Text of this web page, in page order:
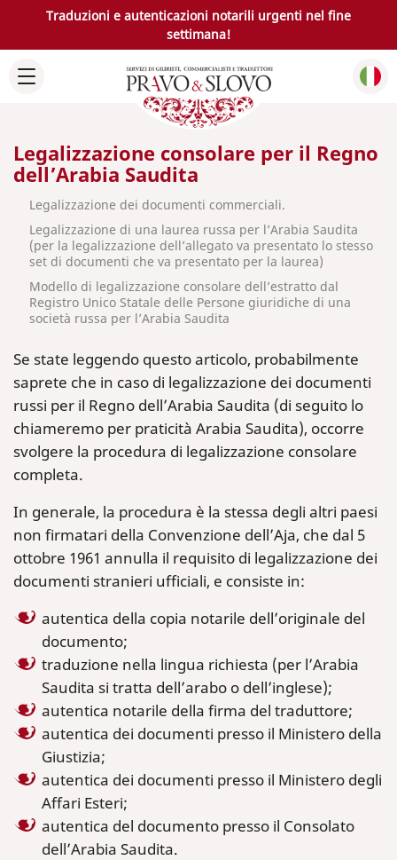
Traduzioni e autenticazioni notarili urgenti nel fine
settimana!
Legalizzazione consolare per il Regno
dell’Arabia Saudita
Legalizzazione dei documenti commerciali.
Legalizzazione di una laurea russa per l’Arabia Saudita
(per la legalizzazione dell’allegato va presentato lo stesso
set di documenti che va presentato per la laurea)
Modello di legalizzazione consolare dell’estratto dal
Registro Unico Statale delle Persone giuridiche di una
società russa per l’Arabia Saudita
Se state leggendo questo articolo, probabilmente
saprete che in caso di legalizzazione dei documenti
russi per il Regno dell’Arabia Saudita (di seguito lo
chiameremo per praticità Arabia Saudita), occorre
svolgere la procedura di legalizzazione consolare
completa.
In generale, la procedura è la stessa degli altri paesi
non firmatari della Convenzione dell’Aja, che dal 5
ottobre 1961 annulla il requisito di legalizzazione dei
documenti stranieri ufficiali, e consiste in:
autentica della copia notarile dell’originale del
documento;
traduzione nella lingua richiesta (per l’Arabia
Saudita si tratta dell’arabo o dell’inglese);
autentica notarile della firma del traduttore;
autentica dei documenti presso il Ministero della
Giustizia;
autentica dei documenti presso il Ministero degli
Affari Esteri;
autentica del documento presso il Consolato
dell’Arabia Saudita.